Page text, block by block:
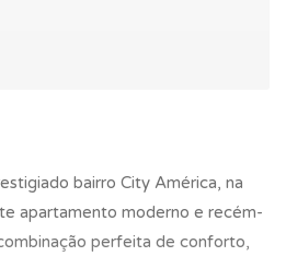
bairro City América, na
apartamento moderno e recém-
perfeita de conforto,